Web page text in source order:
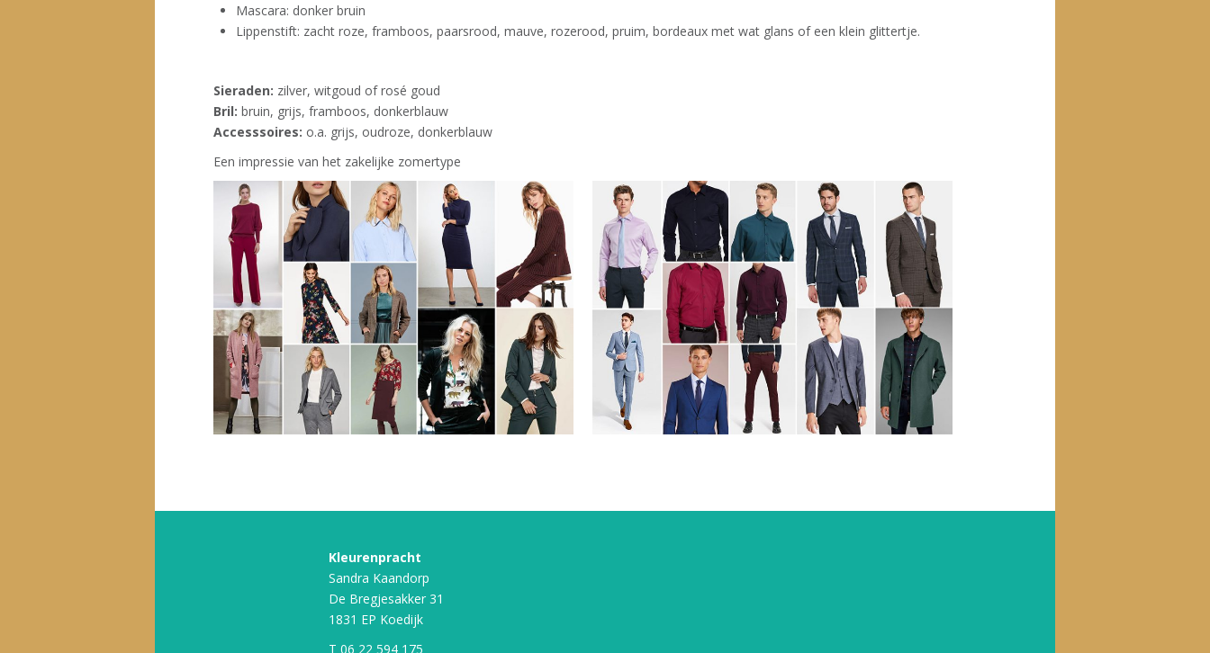
Mascara: donker bruin
Lippenstift: zacht roze, framboos, paarsrood, mauve, rozerood, pruim, bordeaux met wat glans of een klein glittertje.
Sieraden: zilver, witgoud of rosé goud
Bril: bruin, grijs, framboos, donkerblauw
Accesssoires: o.a. grijs, oudroze, donkerblauw
Een impressie van het zakelijke zomertype
Kleurenpracht
Sandra Kaandorp
De Bregjesakker 31
1831 EP Koedijk
T 06 22 594 175